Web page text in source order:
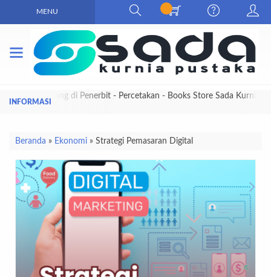
MENU
Selamat Datang di Penerbit - Percetakan - Books Store Sada Kurnia
Beranda » Ekonomi » Strategi Pemasaran Digital